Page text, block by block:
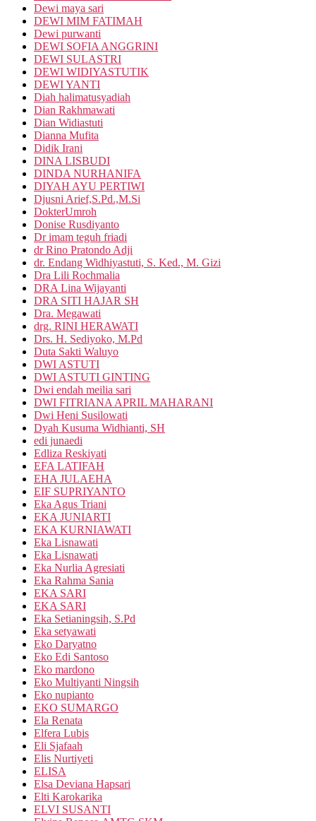
Dewi maya sari
DEWI MIM FATIMAH
Dewi purwanti
DEWI SOFIA ANGGRINI
DEWI SULASTRI
DEWI WIDIYASTUTIK
DEWI YANTI
Diah halimatusyadiah
Dian Rakhmawati
Dian Widiastuti
Dianna Mufita
Didik Irani
DINA LISBUDI
DINDA NURHANIFA
DIYAH AYU PERTIWI
Djusni Arief,S.Pd.,M.Si
DokterUmroh
Donise Rusdiyanto
Dr imam teguh friadi
dr Rino Pratondo Adji
dr. Endang Widhiyastuti, S. Ked., M. Gizi
Dra Lili Rochmalia
DRA Lina Wijayanti
DRA SITI HAJAR SH
Dra. Megawati
drg. RINI HERAWATI
Drs. H. Sediyoko, M.Pd
Duta Sakti Waluyo
DWI ASTUTI
DWI ASTUTI GINTING
Dwi endah meilia sari
DWI FITRIANA APRIL MAHARANI
Dwi Heni Susilowati
Dyah Kusuma Widhianti, SH
edi junaedi
Edliza Reskiyati
EFA LATIFAH
EHA JULAEHA
EIF SUPRIYANTO
Eka Agus Triani
EKA JUNIARTI
EKA KURNIAWATI
Eka Lisnawati
Eka Lisnawati
Eka Nurlia Agresiati
Eka Rahma Sania
EKA SARI
EKA SARI
Eka Setianingsih, S.Pd
Eka setyawati
Eko Daryatno
Eko Edi Santoso
Eko mardono
Eko Multiyanti Ningsih
Eko nupianto
EKO SUMARGO
Ela Renata
Elfera Lubis
Eli Sjafaah
Elis Nurtiyeti
ELISA
Elsa Deviana Hapsari
Elti Karokarika
ELVI SUSANTI